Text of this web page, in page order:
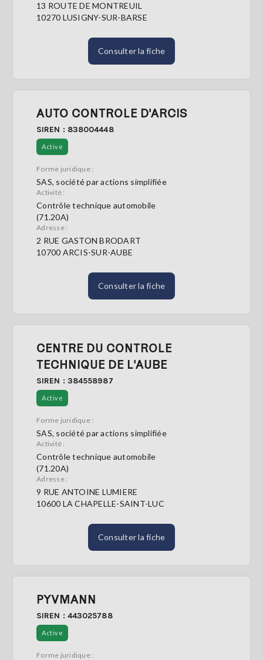
13 ROUTE DE MONTREUIL
10270 LUSIGNY-SUR-BARSE
Consulter la fiche
AUTO CONTROLE D'ARCIS
SIREN : 838004448
Active
Forme juridique :
SAS, société par actions simplifiée
Activité :
Contrôle technique automobile
(71.20A)
Adresse :
2 RUE GASTON BRODART
10700 ARCIS-SUR-AUBE
Consulter la fiche
CENTRE DU CONTROLE
TECHNIQUE DE L'AUBE
SIREN : 384558987
Active
Forme juridique :
SAS, société par actions simplifiée
Activité :
Contrôle technique automobile
(71.20A)
Adresse :
9 RUE ANTOINE LUMIERE
10600 LA CHAPELLE-SAINT-LUC
Consulter la fiche
PYVMANN
SIREN : 443025788
Active
Forme juridique :